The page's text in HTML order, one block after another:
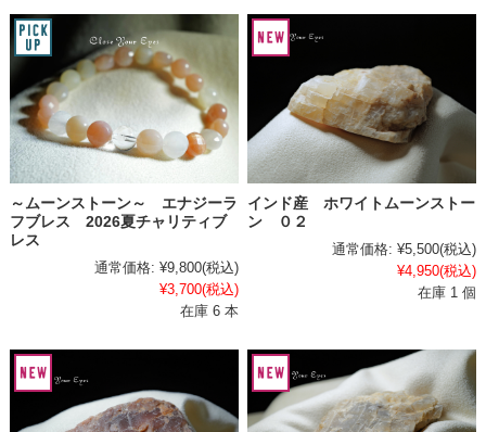
～ムーンストーン～ エナジーラ
フブレス 2026夏チャリティブ
レス
通常価格: ¥9,800(税込)
¥3,700(税込)
在庫 6 本
インド産 ホワイトムーンストー
ン ０２
通常価格: ¥5,500(税込)
¥4,950(税込)
在庫 1 個